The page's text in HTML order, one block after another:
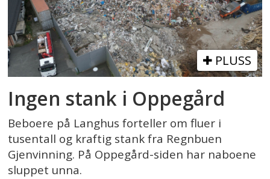
PLUSS
Ingen stank i Oppegård
Beboere på Langhus forteller om fluer i
tusentall og kraftig stank fra Regnbuen
Gjenvinning. På Oppegård-siden har naboene
sluppet unna.